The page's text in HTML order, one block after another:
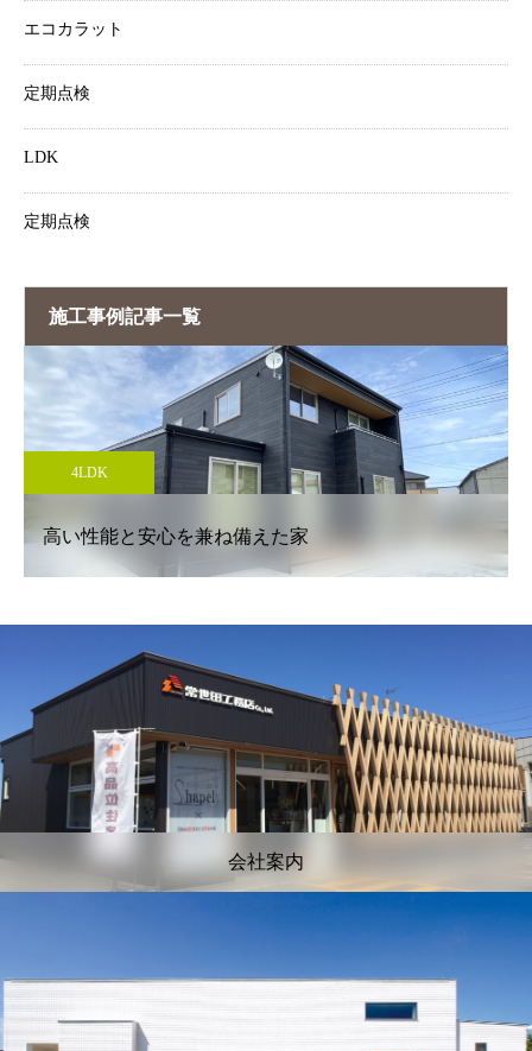
エコカラット
定期点検
LDK
定期点検
施工事例記事一覧
4LDK
高い性能と安心を兼ね備えた家
会社案内